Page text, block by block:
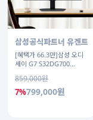
삼성공식파트너 유겐트
[혜택가 66.3만]삼성 오디
세이 G7 S32DG700
859,000원
7%799,000원